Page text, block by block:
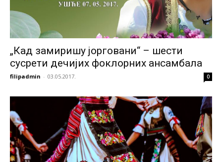
„Кад замиришу јорговани“ – шести
сусрети дечијих фоклорних ансамбала
filipadmin - 03.05.2017. 0